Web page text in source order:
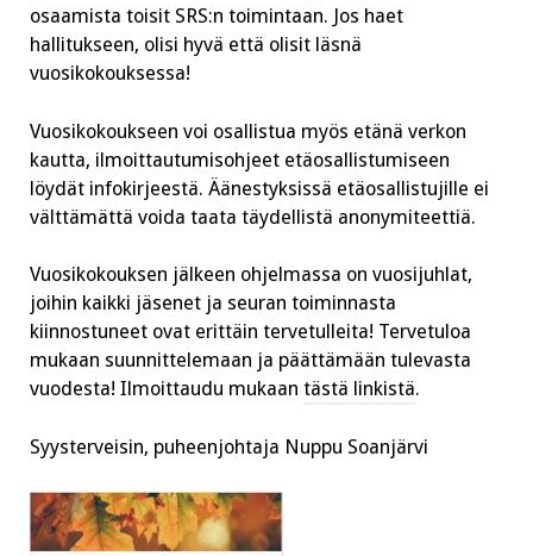
osaamista toisit SRS:n toimintaan. Jos haet
hallitukseen, olisi hyvä että olisit läsnä
vuosikokouksessa!
Vuosikokoukseen voi osallistua myös etänä verkon
kautta, ilmoittautumisohjeet etäosallistumiseen
löydät infokirjeestä. Äänestyksissä etäosallistujille ei
välttämättä voida taata täydellistä anonymiteettiä.
Vuosikokouksen jälkeen ohjelmassa on vuosijuhlat,
joihin kaikki jäsenet ja seuran toiminnasta
kiinnostuneet ovat erittäin tervetulleita! Tervetuloa
mukaan suunnittelemaan ja päättämään tulevasta
vuodesta! Ilmoittaudu mukaan tästä linkistä.
Syysterveisin, puheenjohtaja Nuppu Soanjärvi